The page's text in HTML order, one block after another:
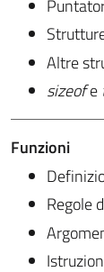
Altre
sizeofe
Funzioni
Regole